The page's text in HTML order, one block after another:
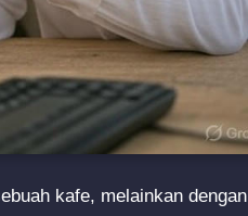
kafe, melainkan dengan